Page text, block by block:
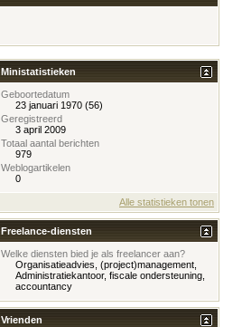
Ministatistieken
Geboortedatum
23 januari 1970 (56)
Geregistreerd
3 april 2009
Totaal aantal berichten
979
Weblogartikelen
0
Alle statistieken tonen
Freelance-diensten
Welke diensten bied je als freelancer aan?
Organisatieadvies, (project)management,
Administratiekantoor, fiscale ondersteuning,
accountancy
Vrienden